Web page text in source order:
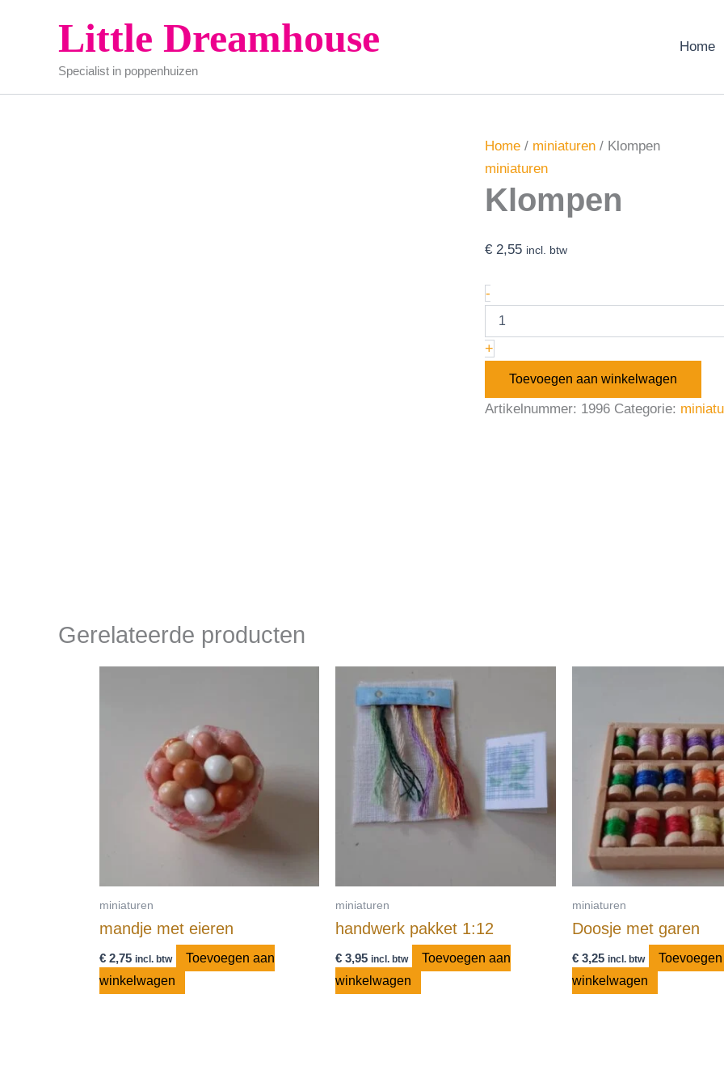
Little Dreamhouse
Specialist in poppenhuizen
Home
Home / miniaturen / Klompen
miniaturen
Klompen
€ 2,55 incl. btw
-
+
Toevoegen aan winkelwagen
Artikelnummer: 1996 Categorie:
Gerelateerde producten
miniaturen
mandje met eieren
€ 2,75 incl. btw
Toevoegen aan
winkelwagen
miniaturen
handwerk pakket 1:12
€ 3,95 incl. btw
Toevoegen aan
winkelwagen
miniaturen
Doosje met garen
€3,25 incl. btw
winkelwagen